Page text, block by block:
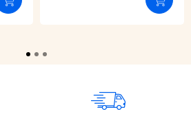
Ajouter au panier